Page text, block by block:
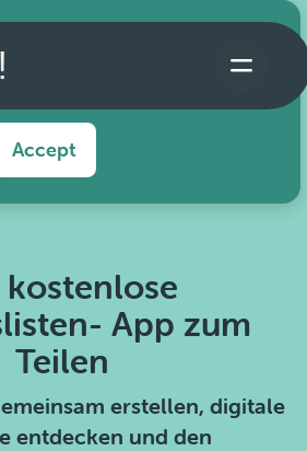
cookies to ensure you get the
our website.
Accept
kostenlose
App zum
Teilen
erstellen, digitale
entdecken und den